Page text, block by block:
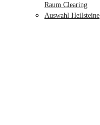
Raum Clearing
Auswahl Heilsteine